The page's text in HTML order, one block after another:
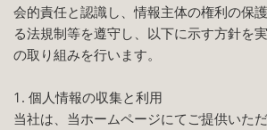
会的責任と認識し、情報主体の権利の保
る法規制等を遵守し、以下に示す方針を
の取り組みを行います。
1. 個人情報の収集と利用
当社は、当ホームページにてご提供いた